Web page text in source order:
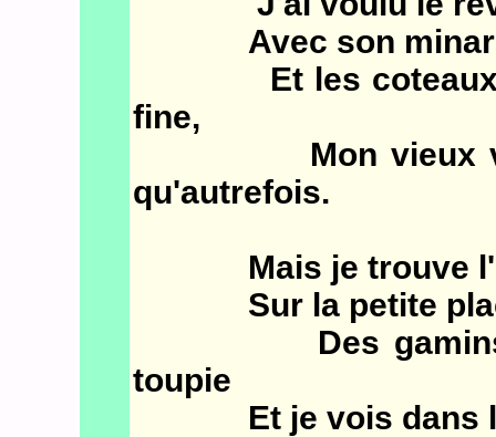
Avec son minaret
Et les coteaux
fine,
Mon vieux
qu'autrefois.
Mais je trouve
Sur la petite place
Des gamins
toupie
Et je vois dans la